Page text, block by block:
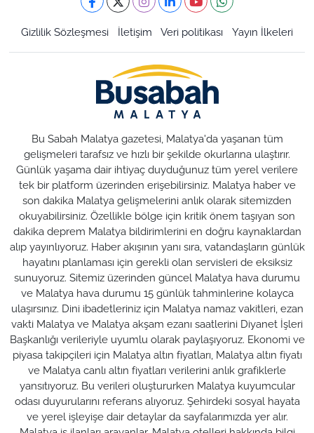
Gizlilik Sözleşmesi İletişim Veri politikası Yayın İlkeleri
Bu Sabah Malatya gazetesi, Malatya'da yaşanan tüm
gelişmeleri tarafsız ve hızlı bir şekilde okurlarına ulaştırır.
Günlük yaşama dair ihtiyaç duyduğunuz tüm yerel verilere
tek bir platform üzerinden erişebilirsiniz. Malatya haber ve
son dakika Malatya gelişmelerini anlık olarak sitemizden
okuyabilirsiniz. Özellikle bölge için kritik önem taşıyan son
dakika deprem Malatya bildirimlerini en doğru kaynaklardan
alıp yayınlıyoruz. Haber akışının yanı sıra, vatandaşların günlük
hayatını planlaması için gerekli olan servisleri de eksiksiz
sunuyoruz. Sitemiz üzerinden güncel Malatya hava durumu
ve Malatya hava durumu 15 günlük tahminlerine kolayca
ulaşırsınız. Dini ibadetleriniz için Malatya namaz vakitleri, ezan
vakti Malatya ve Malatya akşam ezanı saatlerini Diyanet İşleri
Başkanlığı verileriyle uyumlu olarak paylaşıyoruz. Ekonomi ve
piyasa takipçileri için Malatya altın fiyatları, Malatya altın fiyatı
ve Malatya canlı altın fiyatları verilerini anlık grafiklerle
yansıtıyoruz. Bu verileri oluştururken Malatya kuyumcular
odası duyurularını referans alıyoruz. Şehirdeki sosyal hayata
ve yerel işleyişe dair detaylar da sayfalarımızda yer alır.